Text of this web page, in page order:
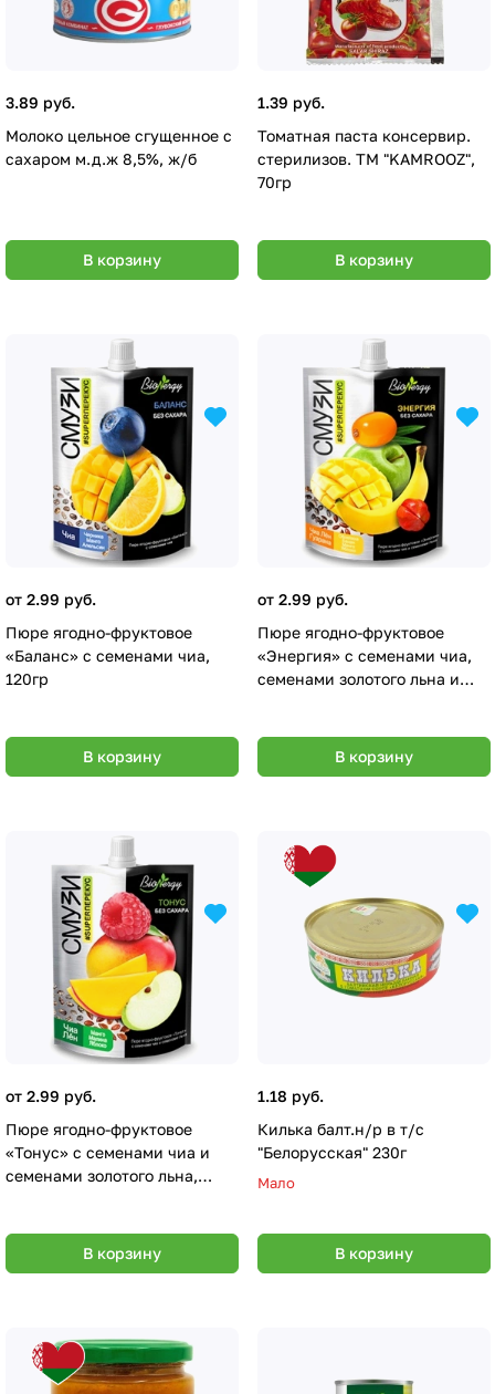
3.89 руб.
Молоко цельное сгущенное с
сахаром м.д.ж 8,5%, ж/б
В корзину
1.39 руб.
Томатная паста консервир.
стерилизов. ТМ "KAMROOZ",
70гр
В корзину
от 2.99 руб.
Пюре ягодно-фруктовое
«Баланс» с семенами чиа,
120гр
В корзину
от 2.99 руб.
Пюре ягодно-фруктовое
«Энергия» с семенами чиа,
семенами золотого льна и
В корзину
от 2.99 руб.
Пюре ягодно-фруктовое
«Тонус» с семенами чиа и
семенами золотого льна,
В корзину
1.18 руб.
Килька балт.н/р в т/с
"Белорусская" 230г
Мало
В корзину